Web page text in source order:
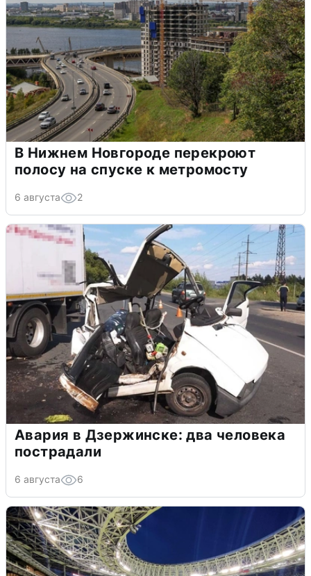
В Нижнем Новгороде перекроют
полосу на спуске к метромосту
6 августа 2
Авария в Дзержинске: два человека
пострадали
6 августа 6